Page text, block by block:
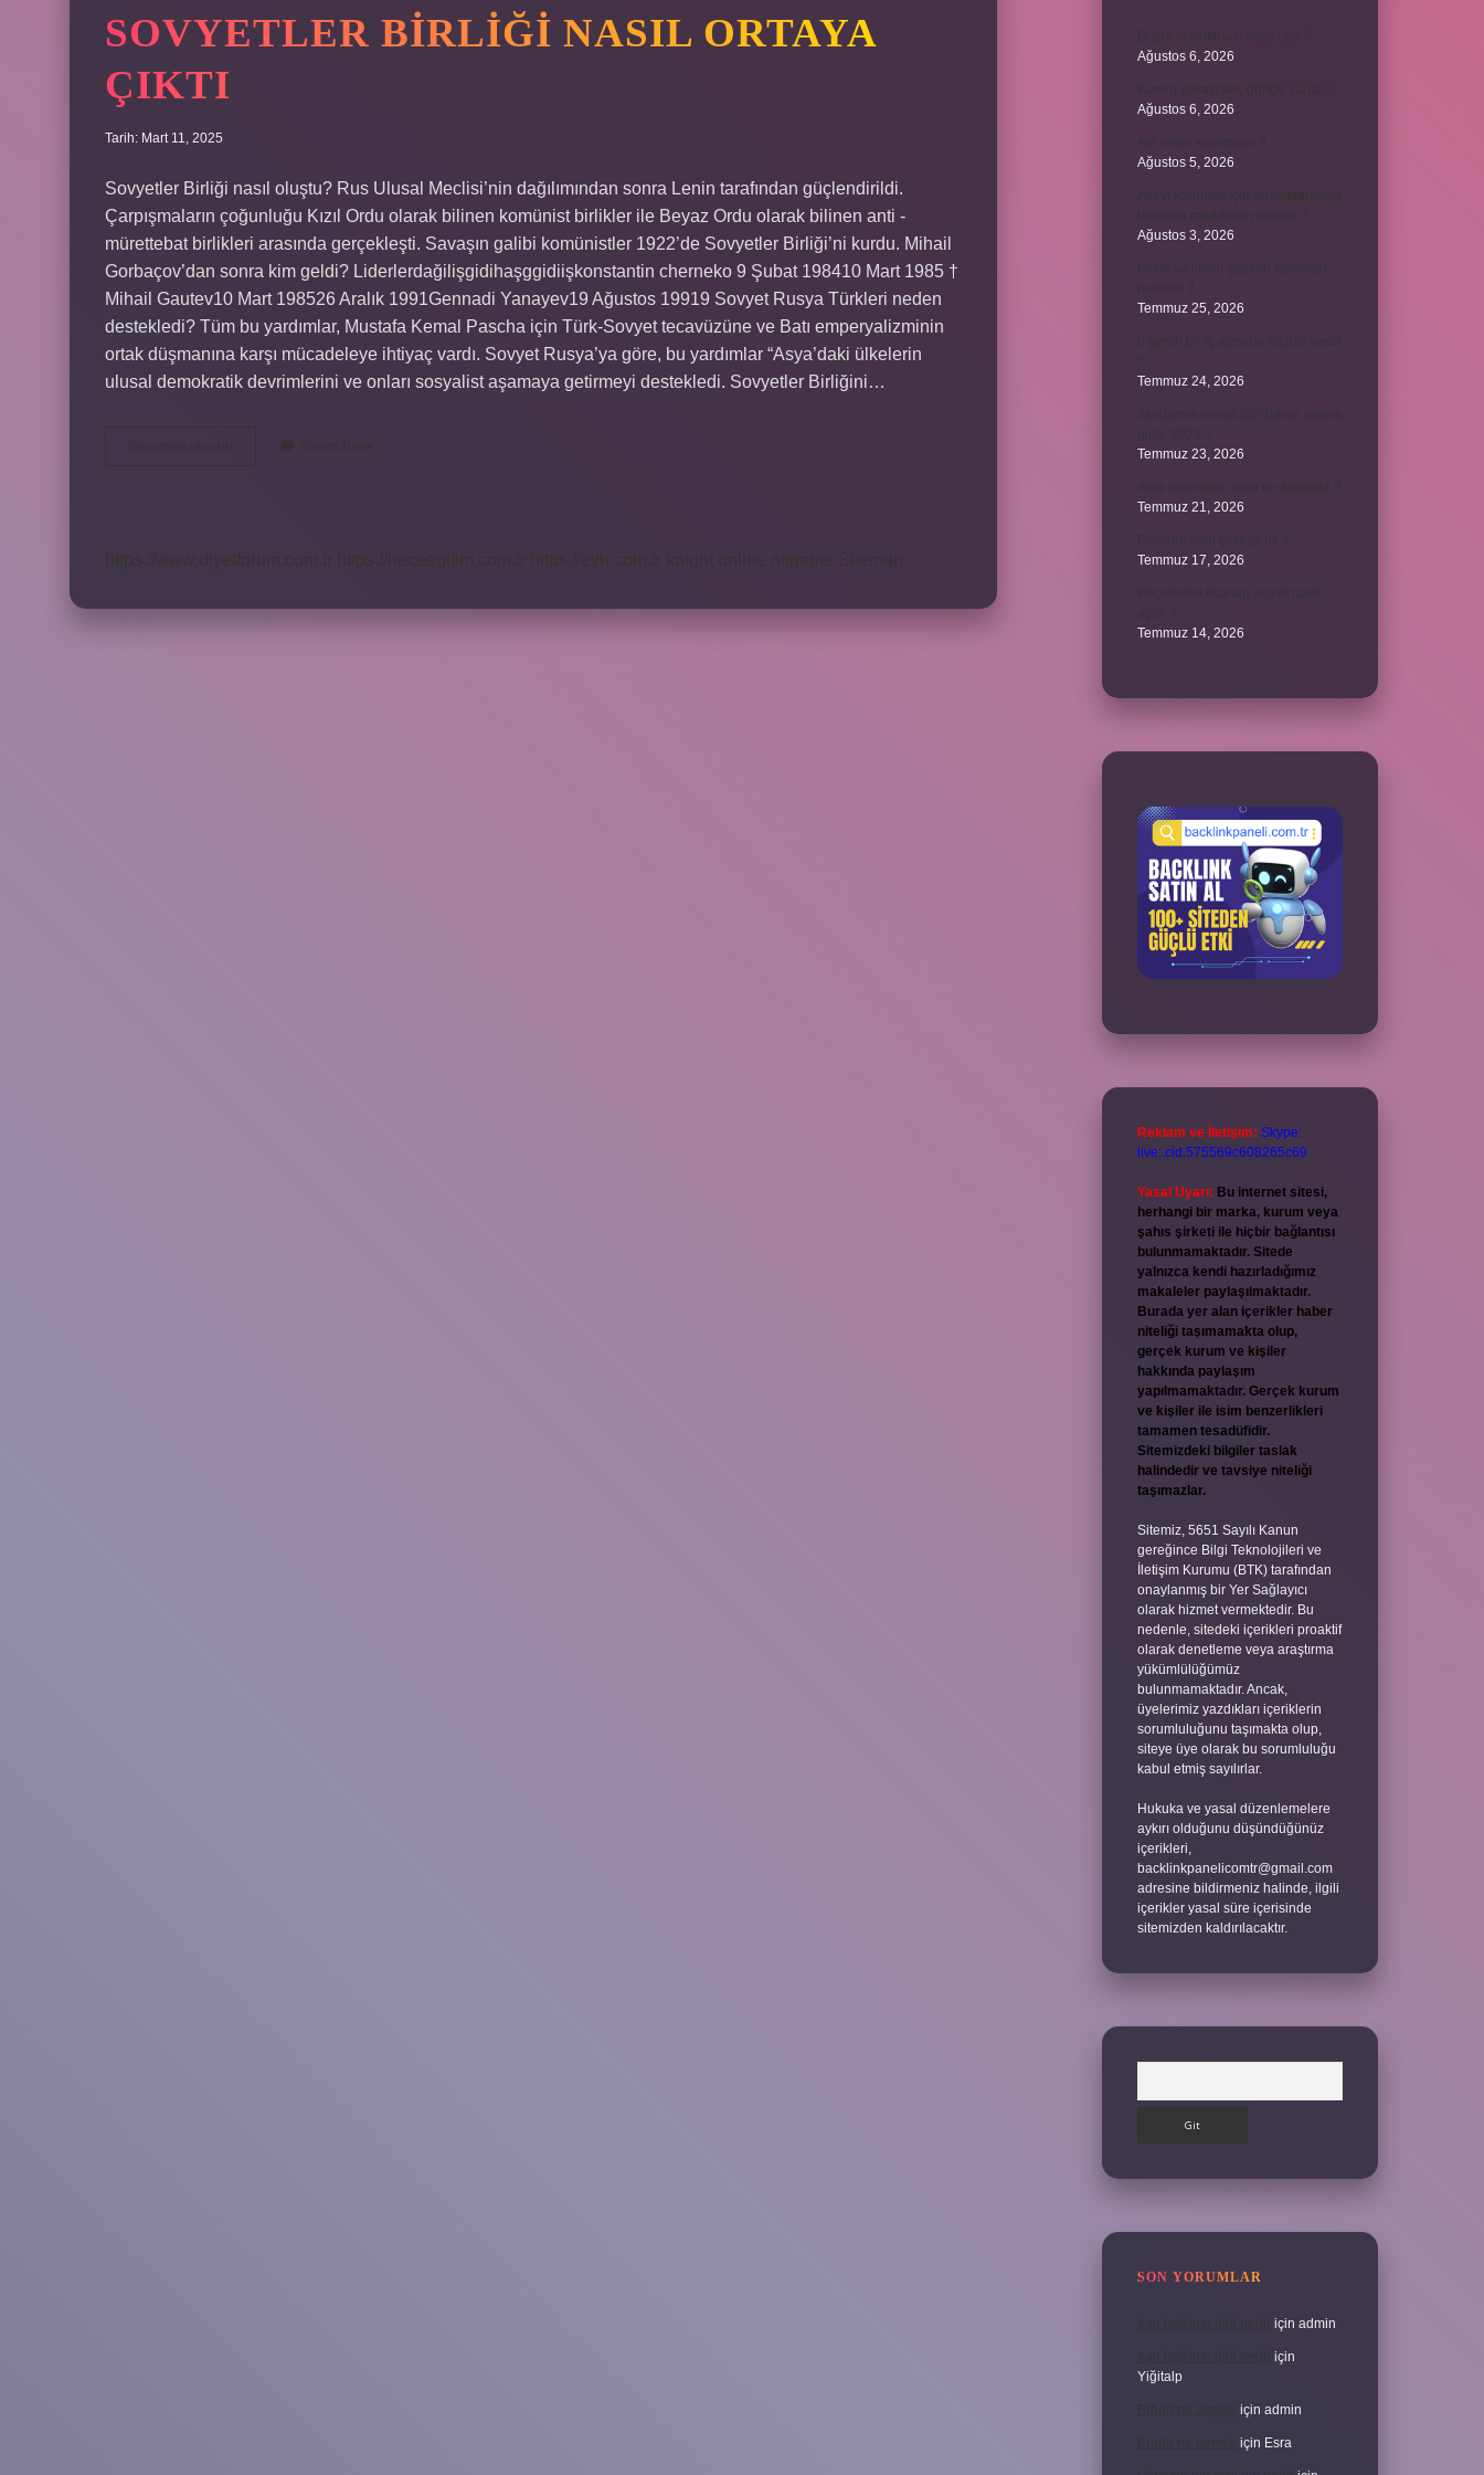
SOVYETLER BIRLIĞI NASIL ORTAYA
ÇIKTI
Tarih: Mart 11, 2025
Sovyetler Birliği nasıl oluştu? Rus Ulusal Meclisi’nin dağılımından sonra Lenin tarafından güçlendirildi.
Çarpışmaların çoğunluğu Kızıl Ordu olarak bilinen komünist birlikler ile Beyaz Ordu olarak bilinen anti -
mürettebat birlikleri arasında gerçekleşti. Savaşın galibi komünistler 1922’de Sovyetler Birliği’ni kurdu. Mihail
Gorbaçov’dan sonra kim geldi? Liderlerdağilişgidihaşggidiişkonstantin cherneko 9 Şubat 198410 Mart 1985 †
Mihail Gautev10 Mart 198526 Aralık 1991Gennadi Yanayev19 Ağustos 19919 Sovyet Rusya Türkleri neden
destekledi? Tüm bu yardımlar, Mustafa Kemal Pascha için Türk-Sovyet tecavüzüne ve Batı emperyalizminin
ortak düşmanına karşı mücadeleye ihtiyaç vardı. Sovyet Rusya’ya göre, bu yardımlar “Asya’daki ülkelerin
ulusal demokratik devrimlerini ve onları sosyalist aşamaya getirmeyi destekledi. Sovyetler Birliğini…
Ağustos 6, 2026
Ağustos 6, 2026
Ağustos 5, 2026
Ağustos 3, 2026
Temmuz 25, 2026
Temmuz 24, 2026
Temmuz 23, 2026
Temmuz 21, 2026
Temmuz 17, 2026
Temmuz 14, 2026
Reklam ve İletişim: Skype:
live:.cid.575569c608265c69
Yasal Uyarı: Bu internet sitesi,
herhangi bir marka, kurum veya
şahıs şirketi ile hiçbir bağlantısı
bulunmamaktadır. Sitede
yalnızca kendi hazırladığımız
makaleler paylaşılmaktadır.
Burada yer alan içerikler haber
niteliği taşımamakta olup,
gerçek kurum ve kişiler
hakkında paylaşım
yapılmamaktadır. Gerçek kurum
ve kişiler ile isim benzerlikleri
tamamen tesadüfidir.
Sitemizdeki bilgiler taslak
halindedir ve tavsiye niteliği
taşımazlar.
Sitemiz, 5651 Sayılı Kanun
gereğince Bilgi Teknolojileri ve
İletişim Kurumu (BTK) tarafından
onaylanmış bir Yer Sağlayıcı
olarak hizmet vermektedir. Bu
nedenle, sitedeki içerikleri proaktif
olarak denetleme veya araştırma
yükümlülüğümüz
bulunmamaktadır. Ancak,
üyelerimiz yazdıkları içeriklerin
sorumluluğunu taşımakta olup,
siteye üye olarak bu sorumluluğu
kabul etmiş sayılırlar.
Hukuka ve yasal düzenlemelere
aykırı olduğunu düşündüğünüz
içerikleri,
backlinkpanelicomtr@gmail.com
adresine bildirmeniz halinde, ilgili
içerikler yasal süre içerisinde
sitemizden kaldırılacaktır.
SON YORUMLAR
İran halkının dini nedir için admin
İran halkının dini nedir için
Yiğitalp
Erbah ne demek için admin
Erbah ne demek için Esra